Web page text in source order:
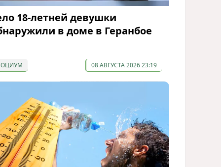
18-летней девушки
в доме в Геранбое
08 АВГУСТА 2026 23:19